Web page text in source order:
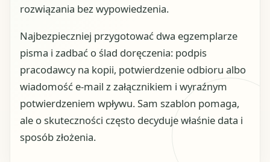
rozwiązania bez wypowiedzenia.
Najbezpieczniej przygotować dwa egzemplarze
pisma i zadbać o ślad doręczenia: podpis
pracodawcy na kopii, potwierdzenie odbioru albo
wiadomość e-mail z załącznikiem i wyraźnym
potwierdzeniem wpływu. Sam szablon pomaga,
ale o skuteczności często decyduje właśnie data i
sposób złożenia.